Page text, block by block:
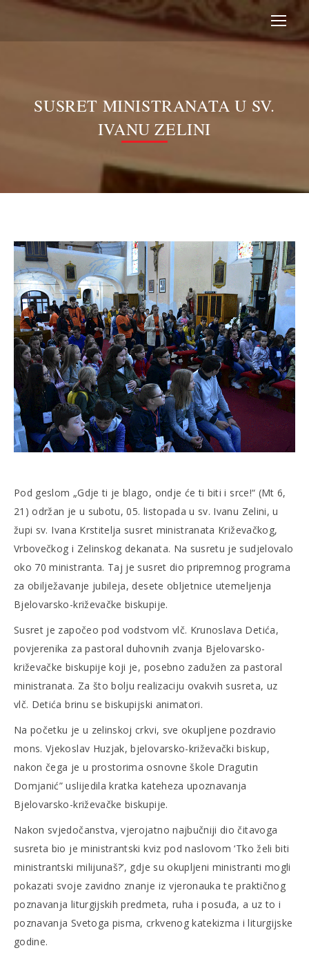
SUSRET MINISTRANATA U SV.
IVANU ZELINI
Pod geslom „Gdje ti je blago, ondje će ti biti i srce!“ (Mt 6,
21) održan je u subotu, 05. listopada u sv. Ivanu Zelini, u
župi sv. Ivana Krstitelja susret ministranata Križevačkog,
Vrbovečkog i Zelinskog dekanata. Na susretu je sudjelovalo
oko 70 ministranta. Taj je susret dio pripremnog programa
za obilježavanje jubileja, desete obljetnice utemeljenja
Bjelovarsko-križevačke biskupije.
Susret je započeo pod vodstvom vlč. Krunoslava Detića,
povjerenika za pastoral duhovnih zvanja Bjelovarsko-
križevačke biskupije koji je, posebno zadužen za pastoral
ministranata. Za što bolju realizaciju ovakvih susreta, uz
vlč. Detića brinu se biskupijski animatori.
Na početku je u zelinskoj crkvi, sve okupljene pozdravio
mons. Vjekoslav Huzjak, bjelovarsko-križevački biskup,
nakon čega je u prostorima osnovne škole Dragutin
Domjanić” uslijedila kratka kateheza upoznavanja
Bjelovarsko-križevačke biskupije.
Nakon svjedočanstva, vjerojatno najbučniji dio čitavoga
susreta bio je ministrantski kviz pod naslovom ‘Tko želi biti
ministrantski milijunaš?’, gdje su okupljeni ministranti mogli
pokazati svoje zavidno znanje iz vjeronauka te praktičnog
poznavanja liturgijskih predmeta, ruha i posuđa, a uz to i
poznavanja Svetoga pisma, crkvenog katekizma i liturgijske
godine.